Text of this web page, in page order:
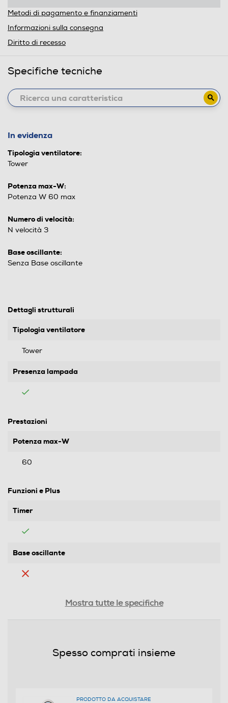
Metodi di pagamento e finanziamenti
Informazioni sulla consegna
Diritto di recesso
Specifiche tecniche
In evidenza
Tipologia ventilatore:
Tower
Potenza max-W:
Potenza W 60 max
Numero di velocità:
N velocità 3
Base oscillante:
Senza Base oscillante
Dettagli strutturali
Tipologia ventilatore
Tower
Presenza lampada
Prestazioni
Potenza max-W
60
Funzioni e Plus
Timer
Base oscillante
Mostra tutte le specifiche
Spesso comprati insieme
PRODOTTO DA ACQUISTARE